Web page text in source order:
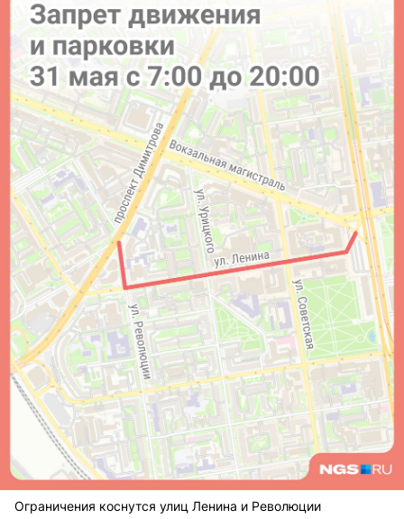
Ограничения коснутся улиц Ленина и Революции